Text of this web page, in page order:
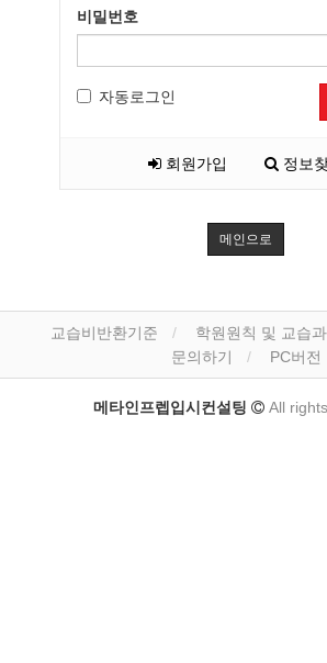
비밀번호
자동로그인
회원가입 정보
메인으로
교습비반환기준 학원원칙 및 교습
문의하기
PC버전
메타인프렙입시컨설팅 All